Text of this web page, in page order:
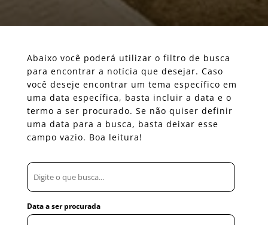
Abaixo você poderá utilizar o filtro de busca
para encontrar a notícia que desejar. Caso
você deseje encontrar um tema específico em
uma data específica, basta incluir a data e o
termo a ser procurado. Se não quiser definir
uma data para a busca, basta deixar esse
campo vazio. Boa leitura!